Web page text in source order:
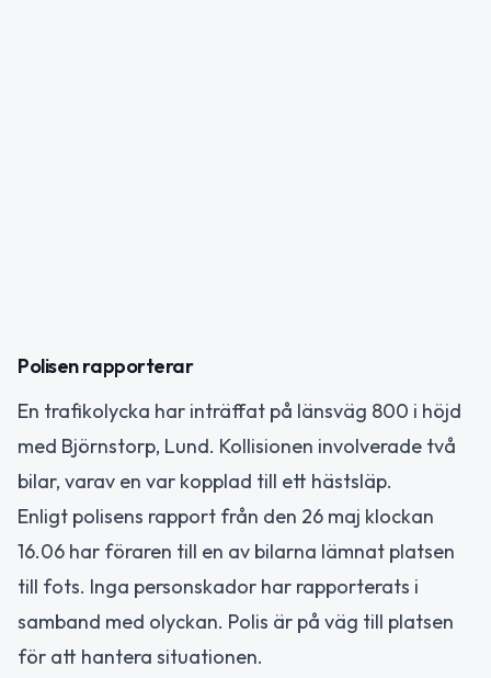
Polisen rapporterar
En trafikolycka har inträffat på länsväg 800 i höjd
med Björnstorp, Lund. Kollisionen involverade två
bilar, varav en var kopplad till ett hästsläp.
Enligt polisens rapport från den 26 maj klockan
16.06 har föraren till en av bilarna lämnat platsen
till fots. Inga personskador har rapporterats i
samband med olyckan. Polis är på väg till platsen
för att hantera situationen.